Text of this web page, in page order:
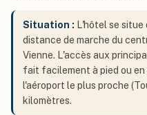
Situation : L'hôtel se
distance de marche du
Vienne. L'accès aux
fait facilement à pied ou
l'aéroport le plus proche
kilomètres.